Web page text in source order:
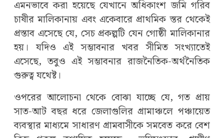
এমনভাবে করা হয়েছে যেখানে অধিকাংশ জমি গরিব
চাষীর মালিকানায় এবং একেবারে প্রাথমিক স্তর থেকেই
প্রস্তাব এসেছে যে, সেচ প্রকল্পটি যেন গোষ্ঠী মালিকানার
হয়। যদিও এই সম্ভাবনার খবর সীমিত সংখ্যাতেই
এসেছে, তবুও এই সম্ভাবনার রাজনৈতিক-অর্থনৈতিক
গুরুত্ব যথেষ্ট।
ওপরের আলোচনা থেকে বোঝা যাচ্ছে যে, গত প্রায়
সাত-আট বছর ধরে জেলাগুলির গ্রামাঞ্চলে পঞ্চায়েত
ব্যবস্থার মাধ্যমে সাধারণ গ্রামবাসীকে সমবেত করে বেশ